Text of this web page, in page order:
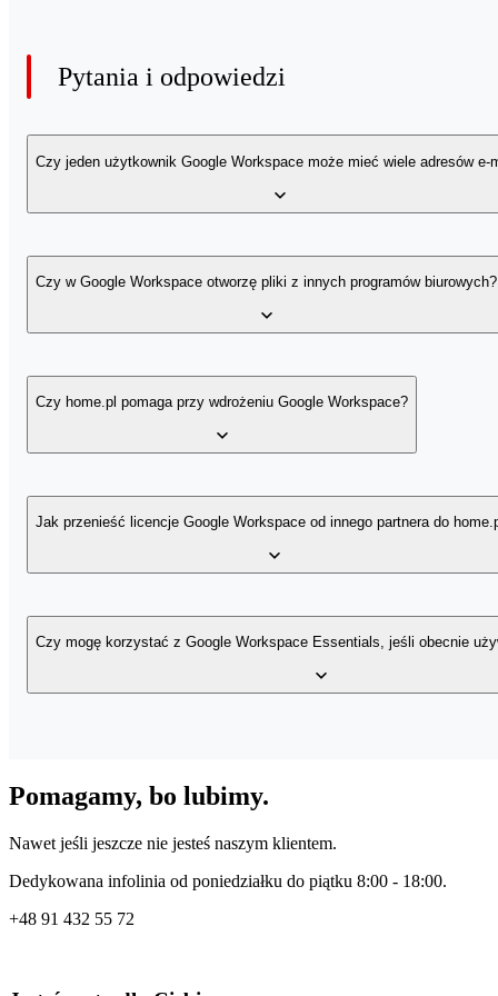
Pytania i odpowiedzi
Czy jeden użytkownik Google Workspace może mieć wiele adresów e-
Tak, w ramach usługi Google Workspace możesz utworzyć
współpracownik wyśle wiadomość na adres aliasu, zostanie
Czy w Google Workspace otworzę pliki z innych programów biurowych?
Korzystając z Google Workspace, możesz zapomnieć o innych
XLSX z Microsoft Office) bez utraty formatowania.
Czy home.pl pomaga przy wdrożeniu Google Workspace?
Tak, nasi eksperci zrobią to za Ciebie. Każdego dnia pomagamy
nowego środowiska Google, jak i przy przenoszeniu Google
Pomoc techniczna Google Workspace
Szkolenia Google Workspace
Jak przenieść licencje Google Workspace od innego partnera do
W home.pl znajdziesz ekspertów Google Workspace, którzy
migracji Google Workspace do home.pl, skontaktuj się z nami na
Czy mogę korzystać z Google Workspace Essentials, jeśli obecnie
Pomagamy, bo lubimy.
Nawet jeśli jeszcze nie jesteś naszym klientem.
Dedykowana infolinia od poniedziałku do piątku 8:00 - 18:00.
+48 91 432 55 72